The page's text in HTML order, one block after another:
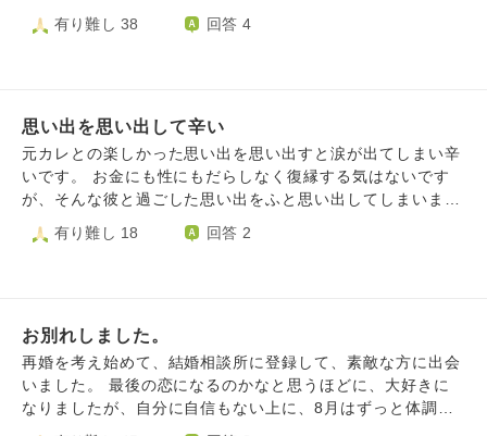
が、彼は今まで付き合った男性の中で一番好きなった人で思
か。
のでしょうか？ 喧嘩をしても話し合って2人で価値観を擦り
思うのですが。 もうその彼を手放したほうがいいでしょう
か？私が覚悟を決めて別れを告げたほうがいいのか、もうわ
からなくなっています。 長くなりましたが、よければご回
答よろしくお願いいたします。
われました。 私は、彼がギャンブルとかで作った借金では
ないので分かれる気持ちはありませんでした。でも、彼に余
えは間違えてると言われました。 わたしは好きな人が辛い
時は分かち合いたいと思います。ダメなのでしょうか 彼の
余裕のなさも、配慮したお付き合いも許されないでしょうか
多くは望まないのに、ダメなのでしょうか わたしも一緒に
になる気もします
有り難し 38 回答 4
思い出を思い出して辛い
元カレとの楽しかった思い出を思い出すと涙が出てしまい辛
いです。 お金にも性にもだらしなく復縁する気はないです
が、そんな彼と過ごした思い出をふと思い出してしまいま
す。 好きなまま振られてしまったので未練だと思います
が、どのようにこの気持ちを振り切ればいいですか？ 楽し
有り難し 18 回答 2
お別れしました。
再婚を考え始めて、結婚相談所に登録して、素敵な方に出会
いました。 最後の恋になるのかなと思うほどに、大好きに
なりましたが、自分に自信もない上に、8月はずっと体調が
すぐれず、高熱も出ていたので、デートのリスケは何度もし